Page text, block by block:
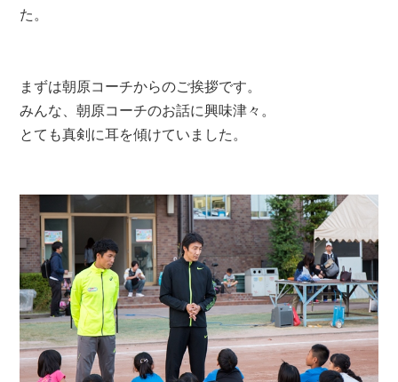
た。
まずは朝原コーチからのご挨拶です。
みんな、朝原コーチのお話に興味津々。
とても真剣に耳を傾けていました。